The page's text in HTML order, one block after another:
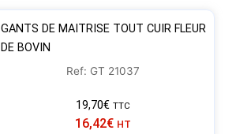
GANTS DE MAITRISE TOUT CUIR FLEUR
DE BOVIN
Ref: GT 21037
19,70€ TTC
16,42€ HT